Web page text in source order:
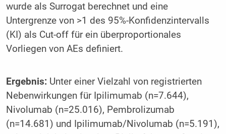
wurde als Surrogat berechnet und eine
Untergrenze von >1 des 95%-Konfidenzintervalls
(KI) als Cut-off für ein überproportionales
Vorliegen von AEs definiert.
Ergebnis:Unter einer Vielzahl von registrierten
Nebenwirkungen für Ipilimumab (n=7.644),
Nivolumab (n=25.016), Pembrolizumab
(n=14.681) und Ipilimumab/Nivolumab (n=5.191),